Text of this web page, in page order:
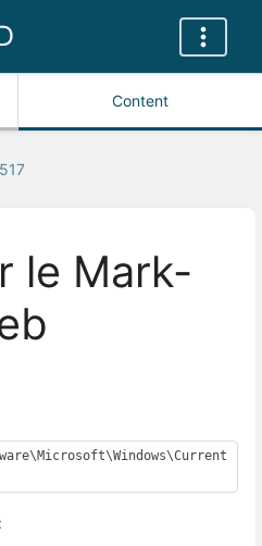
Content
le Mark-